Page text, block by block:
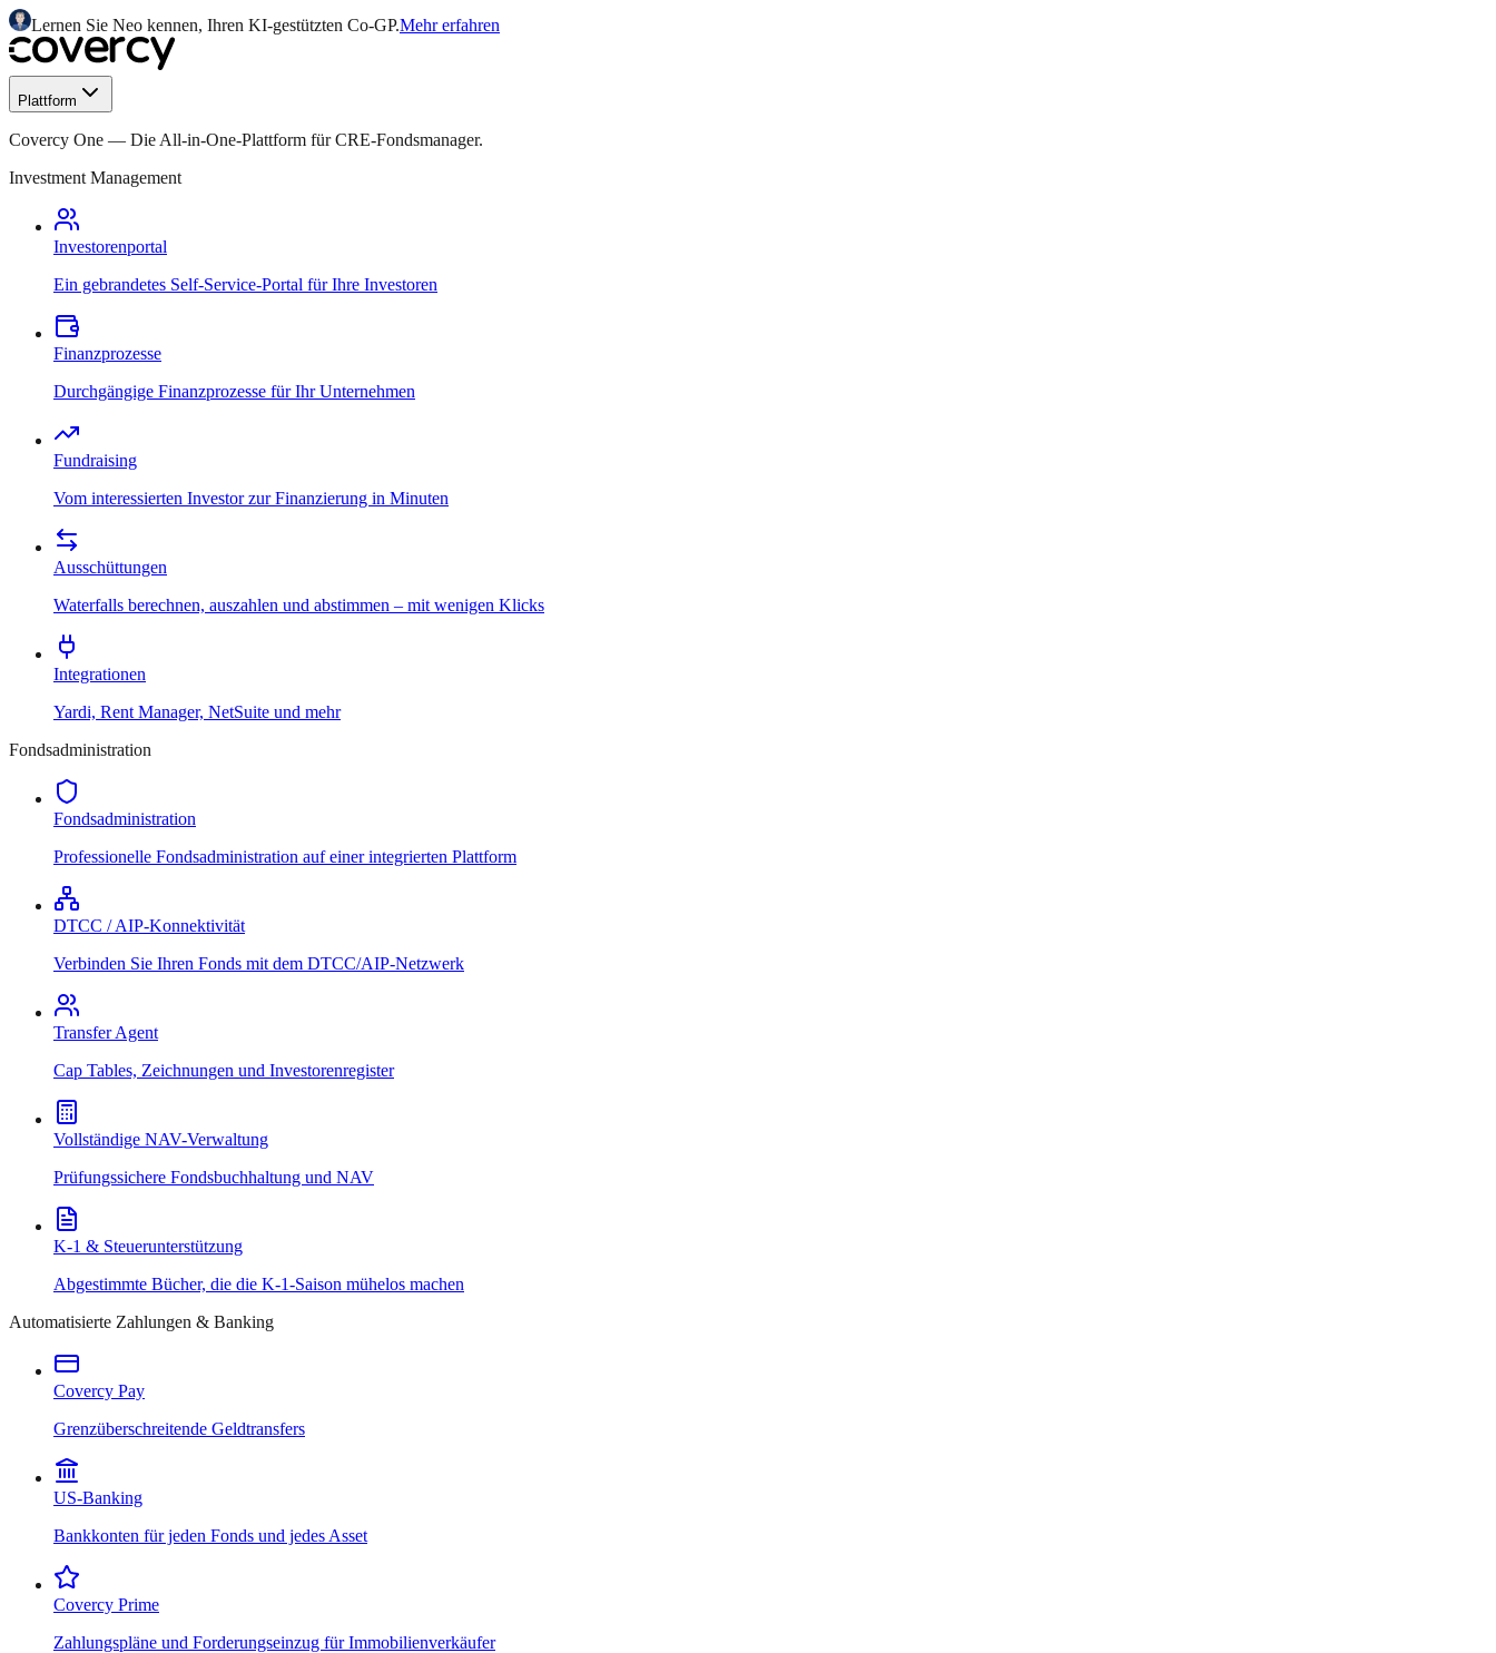
Lernen Sie Neo kennen, Ihren KI-gestützten Co-GP.Mehr erfahren
Plattform
Covercy One — Die All-in-One-Plattform für CRE-Fondsmanager.
Investment Management
Investorenportal
Ein gebrandetes Self-Service-Portal für Ihre Investoren
Finanzprozesse
Durchgängige Finanzprozesse für Ihr Unternehmen
Fundraising
Vom interessierten Investor zur Finanzierung in Minuten
Ausschüttungen
Waterfalls berechnen, auszahlen und abstimmen – mit wenigen Klicks
Integrationen
Yardi, Rent Manager, NetSuite und mehr
Fondsadministration
Fondsadministration
Professionelle Fondsadministration auf einer integrierten Plattform
DTCC / AIP-Konnektivität
Verbinden Sie Ihren Fonds mit dem DTCC/AIP-Netzwerk
Transfer Agent
Cap Tables, Zeichnungen und Investorenregister
Vollständige NAV-Verwaltung
Prüfungssichere Fondsbuchhaltung und NAV
K-1 & Steuerunterstützung
Abgestimmte Bücher, die die K-1-Saison mühelos machen
Automatisierte Zahlungen & Banking
Covercy Pay
Grenzüberschreitende Geldtransfers
US-Banking
Bankkonten für jeden Fonds und jedes Asset
Covercy Prime
Zahlungspläne und Forderungseinzug für Immobilienverkäufer